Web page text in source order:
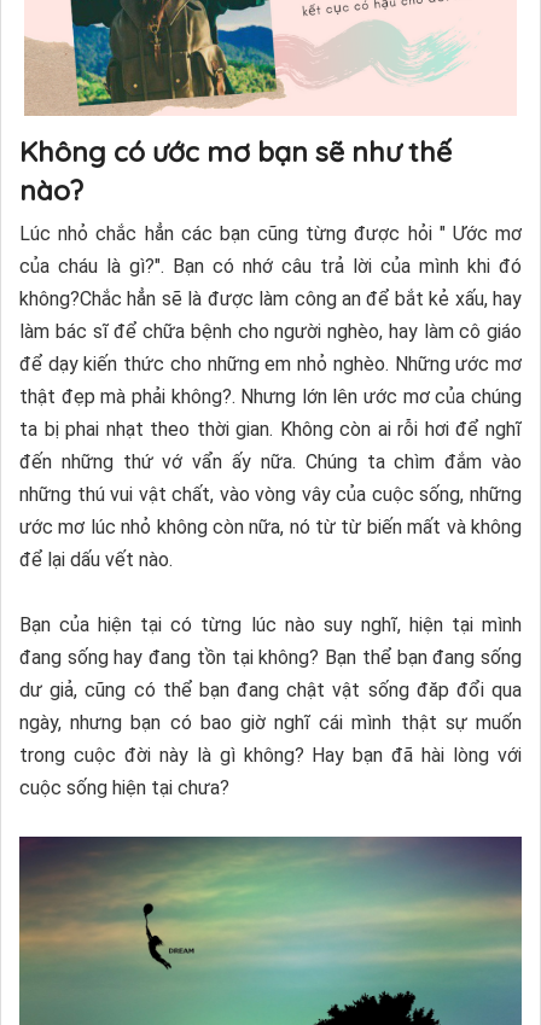
Không có ước mơ bạn sẽ như thế
nào?
Lúc nhỏ chắc hẳn các bạn cũng từng được hỏi " Ước mơ
của cháu là gì?". Bạn có nhớ câu trả lời của mình khi đó
không?Chắc hẳn sẽ là được làm công an để bắt kẻ xấu, hay
làm bác sĩ để chữa bệnh cho người nghèo, hay làm cô giáo
để dạy kiến thức cho những em nhỏ nghèo. Những ước mơ
thật đẹp mà phải không?. Nhưng lớn lên ước mơ của chúng
ta bị phai nhạt theo thời gian. Không còn ai rỗi hơi để nghĩ
đến những thứ vớ vẩn ấy nữa. Chúng ta chìm đắm vào
những thú vui vật chất, vào vòng vây của cuộc sống, những
ước mơ lúc nhỏ không còn nữa, nó từ từ biến mất và không
để lại dấu vết nào.
Bạn của hiện tại có từng lúc nào suy nghĩ, hiện tại mình
đang sống hay đang tồn tại không? Bạn thể bạn đang sống
dư giả, cũng có thể bạn đang chật vật sống đăp đổi qua
ngày, nhưng bạn có bao giờ nghĩ cái mình thật sự muốn
trong cuộc đời này là gì không? Hay bạn đã hài lòng với
cuộc sống hiện tại chưa?